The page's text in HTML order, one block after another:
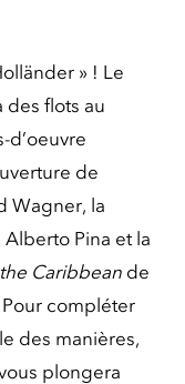
» ! Le
des flots au
d’oeuvre
de
Wagner, la
Pina et la
Caribbean de
compléter
des manières,
plongera